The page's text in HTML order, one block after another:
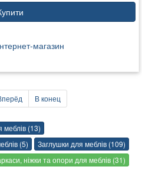
магазин
В конец
меблів (13)
(5)
Заглушки для меблів (109)
ніжки та опори для меблів (31)